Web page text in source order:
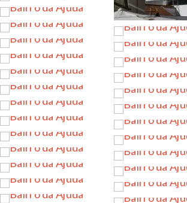
…
…
…
…
…
…
…
…
…
…
…
…
…
…
…
…
…
…
…
…
…
…